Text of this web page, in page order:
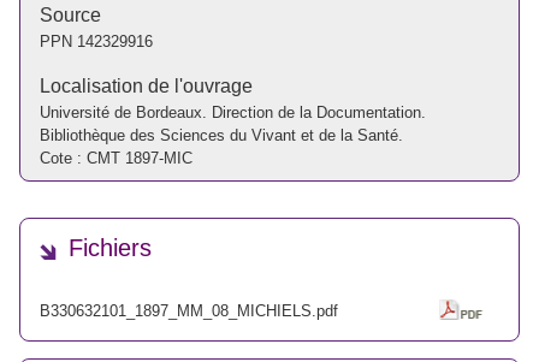
Source
PPN 142329916
Localisation de l'ouvrage
Université de Bordeaux. Direction de la Documentation.
Bibliothèque des Sciences du Vivant et de la Santé.
Cote : CMT 1897-MIC
Fichiers
B330632101_1897_MM_08_MICHIELS.pdf